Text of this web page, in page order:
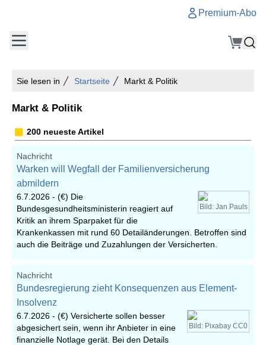
Premium-Abo
Sie lesen in Startseite Markt & Politik
Markt & Politik
200 neueste Artikel
Nachricht
Warken will Wegfall der Familienversicherung
abmildern
Bild: Jan Pauls
6.7.2026 - (€) Die
Bundesgesundheitsministerin reagiert auf
Kritik an ihrem Sparpaket für die
Krankenkassen mit rund 60 Detailänderungen. Betroffen sind
auch die Beiträge und Zuzahlungen der Versicherten.
Nachricht
Bundesregierung zieht Konsequenzen aus Element-
Insolvenz
Bild: Pixabay CC0
6.7.2026 - (€) Versicherte sollen besser
abgesichert sein, wenn ihr Anbieter in eine
finanzielle Notlage gerät. Bei den Details